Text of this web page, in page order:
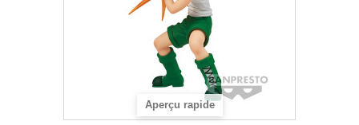
Aperçu rapide